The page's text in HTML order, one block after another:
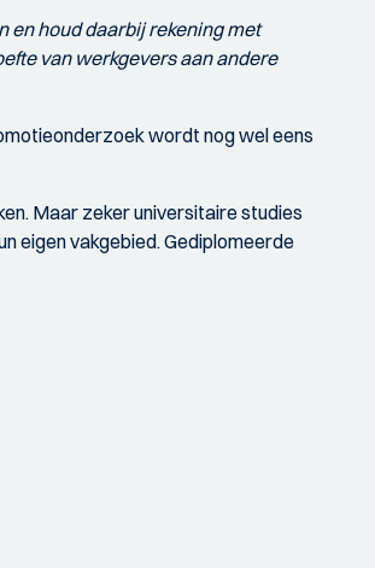
en houd daarbij rekening met
van werkgevers aan andere
wordt nog wel eens
Maar zeker universitaire studies
eigen vakgebied. Gediplomeerde